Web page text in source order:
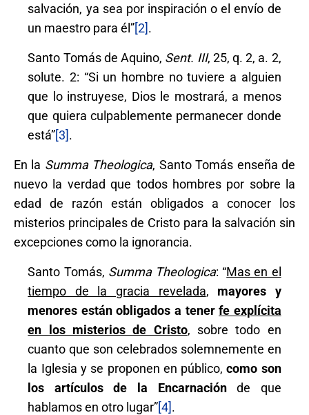
salvación, ya sea por inspiración o el envío de
un maestro para él”[2].
Santo Tomás de Aquino, Sent. III, 25, q. 2, a. 2,
solute. 2: “Si un hombre no tuviere a alguien
que lo instruyese, Dios le mostrará, a menos
que quiera culpablemente permanecer donde
está”[3].
En la Summa Theologica, Santo Tomás enseña de
nuevo la verdad que todos hombres por sobre la
edad de razón están obligados a conocer los
misterios principales de Cristo para la salvación sin
excepciones como la ignorancia.
Santo Tomás, Summa Theologica: “Mas en el
tiempo de la gracia revelada, mayores y
menores están obligados a tenerfe explícita
en los misterios de Cristo, sobre todo en
cuanto que son celebrados solemnemente en
la Iglesia y se proponen en público,como son
los artículos de
la Encarnaciónde que
hablamos en otro lugar”[4].